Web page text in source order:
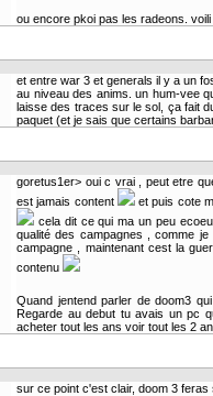
ou encore pkoi pas les radeons. voili
et entre war 3 et generals il y a un
au niveau des anims. un hum-vee
laisse des traces sur le sol, ça fait
paquet (et je sais que certains
goretus1er> oui c vrai , peut etre
est jamais content
et puis cote
cela dit ce qui ma un peu
qualité des campagnes , comme
campagne , maintenant cest la
contenu
Quand jentend parler de doom3
Regarde au debut tu avais un pc
acheter tout les ans voir tout les 2
sur ce point c'est clair, doom 3